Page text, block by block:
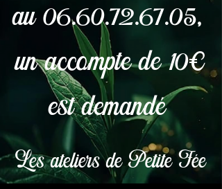
au 06.60.72.67.05,
un accompte de 10€
est demandé
Les ateliers de Petite Fée